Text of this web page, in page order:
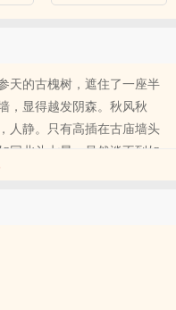
天的古槐树，遮住了一座半
，显得越发阴森。秋风秋
人静。只有高插在古庙墙头
同北斗七星，虽然谈不到如
这座古庙的部份轮廓。是谁
腰的泥泞小径上，传来了